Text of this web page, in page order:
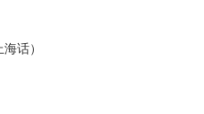
话）